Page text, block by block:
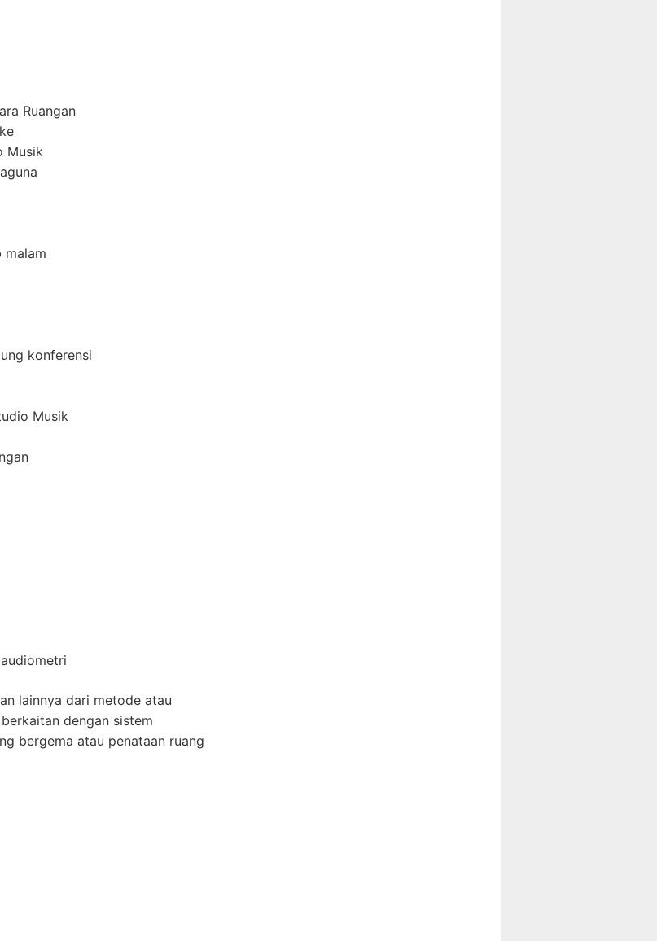
Ruangan
Musik
malam
konferensi
Musik
lainnya dari metode atau
dengan sistem
bergema atau penataan ruang